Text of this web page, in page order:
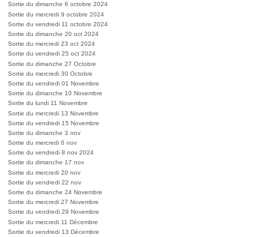
Sortie du dimanche 6 octobre 2024
Sortie du mercredi 9 octobre 2024
Sortie du vendredi 11 octobre 2024
Sortie du dimanche 20 oct 2024
Sortie du mercredi 23 oct 2024
Sortie du vendredi 25 oct 2024
Sortie du dimanche 27 Octobre
Sortie du mercredi 30 Octobre
Sortie du vendredi 01 Novembre
Sortie du dimanche 10 Novembre
Sortie du lundi 11 Novembre
Sortie du mercredi 13 Novembre
Sortie du vendredi 15 Novembre
Sortie du dimanche 3 nov
Sortie du mercredi 6 nov
Sortie du vendredi 8 nov 2024
Sortie du dimanche 17 nov
Sortie du mercredi 20 nov
Sortie du vendredi 22 nov
Sortie du dimanche 24 Novembre
Sortie du mercredi 27 Novembre
Sortie du vendredi 29 Novembre
Sortie du mercredi 11 Décembre
Sortie du vendredi 13 Décembre